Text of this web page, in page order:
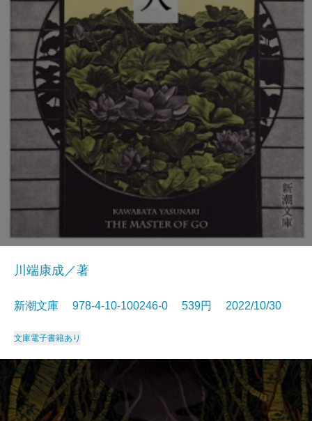
川端康成／著
新潮文庫 978-4-10-100246-0 539円 2022/10/30
文庫電子書籍あり